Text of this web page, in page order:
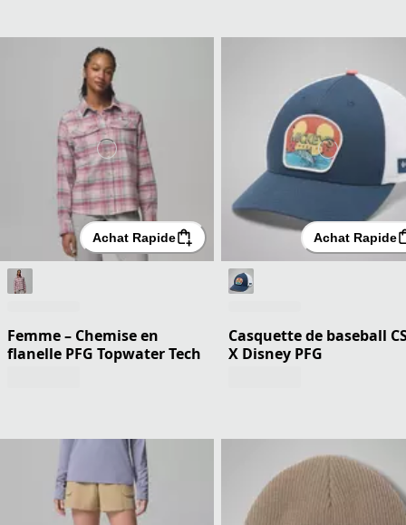
Achat Rapide
Femme – Chemise en
flanelle PFG Topwater Tech
Achat Rapide
Casquette de baseball
X Disney PFG